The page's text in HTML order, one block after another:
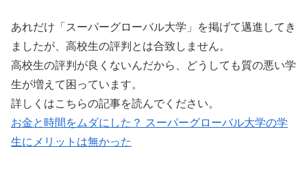
あれだけ「スーパーグローバル大学」を掲げて邁進してき
ましたが、高校生の評判とは合致しません。
高校生の評判が良くないんだから、どうしても質の悪い学
生が増えて困っています。
詳しくはこちらの記事を読んでください。
お金と時間をムダにした？ スーパーグローバル大学の学
生にメリットは無かった